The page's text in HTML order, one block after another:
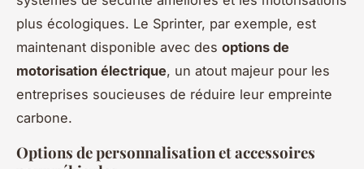
plus écologiques. Le Sprinter, par exemple, est
maintenant disponible avec des options de
motorisation électrique, un atout majeur pour les
entreprises soucieuses de réduire leur empreinte
carbone.
Options de personnalisation et accessoires